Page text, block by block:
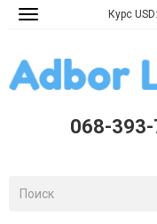
Toggle
Курс USD:
068-